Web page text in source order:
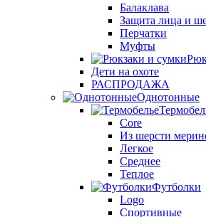
Балаклава
Защита лица и
Перчатки
Муфты
Дети на охоте
РАСПРОДАЖА
Однотонные
Core
Из шерсти
Легкое
Среднее
Теплое
Футболки
Logo
Спортивные